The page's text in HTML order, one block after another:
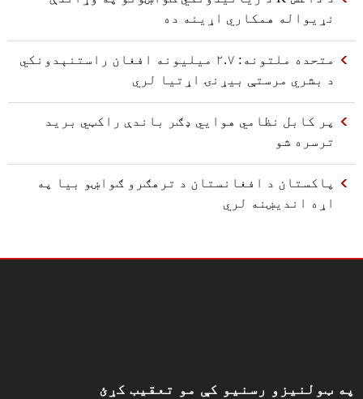
نړیواله همکاري اړینه ده
متحده ملتونه: ۲.۷ میلیونه افغان راستنېدونکي
د بشري مرستې بیړنۍ اړتیا لري
پر کابل نظامي هوایي ډګر باندې راکټي برید
ترسره شو
پاکستان د افغانستان د ترهګرو ګواښو بیا په
اړه اندیښنه لري
په ټولنیزو رسنیو کې مو تعقیب کړئ